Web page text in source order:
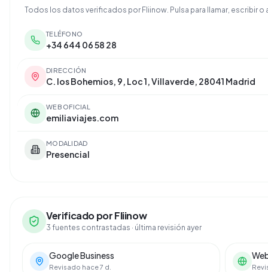
Todos los datos verificados por Fliinow. Pulsa para llamar, escribir o
TELÉFONO
+34 644 06 58 28
DIRECCIÓN
C. los Bohemios, 9, Loc 1, Villaverde, 28041 Madrid
WEB OFICIAL
emiliaviajes.com
MODALIDAD
Presencial
Verificado por Fliinow
3 fuentes contrastadas · última revisión ayer
Google Business
Revisado hace 7 d.